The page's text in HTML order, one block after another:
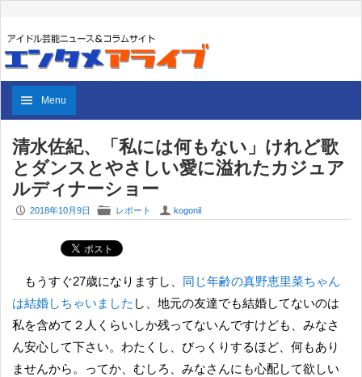
Menu
清水佐紀、「私には何もない」けれど歌
とダンスとやさしい愛に溢れたカジュア
ルディナーショー
P 2018年10月9日 F レポート U kogonil
もうすぐ27歳になりますし、 同じ年齢の真野恵里菜ちゃん
は結婚しちゃいました し、地元の友達でも結婚してないのは
私を含めて２人くらいしか残ってないんですけども、みなさ
ん安心して下さい。わたくし、びっくりするほど、何もあり
ませんから。ってか、むしろ、みなさんにも心配して欲しい